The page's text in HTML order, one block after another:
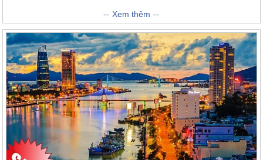
Du Lịch Đà Nẵng: Hành trình khám phá thành phố biển Đà Nẵng - Hội An
- Cù Lao Chàmxuất phát từ Thành phố Hồ Chí Minh chắc chắn sẽ là một
trải nghiệm vô cùng khó quên đối với Lữ khách khi lựa chọn hành trinh
này. Những địa danh này hiện nay đều đang thu hút được rất nhiều khách
thăm quan trong và ngoài nước đến đây hàng năm. Những địa danh này
nổi tiếng bởi cảnh quan thiên nhiên hùng vĩ, đẹp đến nao lòng Lữ khách ,
bởi những món ăn đặc sản ngon tuyệt vời, bởi những nét văn hóa đậm
đà bản sắc dân tộc hay là bởi những hành trình mang nhiều cảm xúc mới
lạ,... Hành trình này hứa hẹn sẽ là một kỉ niệm tuyệt vời đối với khách
thăm quan.
Xem thêm